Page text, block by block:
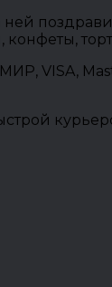
конфеты,
VISA,